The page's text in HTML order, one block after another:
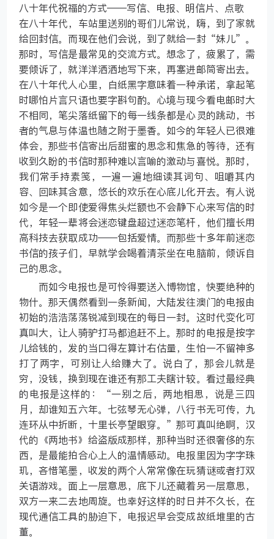
八十年代祝福的方式——写信、电报、明信片、点歌
在八十年代，车站里送别的哥们儿常说，嗨，到了家就
给回封信。而现在他们会说，到了就给一封“妹儿”。
那时，写信是最常见的交流方式。想念了，疲累了，需
要倾诉了，就洋洋洒洒地写下来，再塞进邮筒寄出去。
在八十年代人心里，白纸黑字意味着一种承诺，拿起笔
时哪怕片言只语也要字斟句酌。心境与现今看电邮时大
不相同，笔尖落纸留下的每一线条都是心灵的跳动，书
者的气息与体温也随之附于墨香。如今的年轻人已很难
体会，那些书信寄出后甜蜜的思念和焦急的等待，还有
收到久盼的书信时那种难以言喻的激动与喜悦。那时，
我们常手持素笺，一遍一遍地细读其词句、咀嚼其内
容、回味其含意，悠长的欢乐在心底儿化开去。有人说
如今是一个即使爱得焦头烂额也不会静下心来写信的时
代，年轻一辈将会迷恋键盘超过迷恋笔杆，他们擅长用
高科技去获取成功——包括爱情。而那些十多年前迷恋
书信的孩子们，早就学会喝着清茶坐在电脑前，倾诉自
己的思念。
而如今电报也是可怜得要送入博物馆，快要绝种的
物什。那天偶然看到一条新闻，大陆发往澳门的电报由
初始的浩浩荡荡锐减到现在的每日一封。这时代变化可
真叫大，让人骑驴打马都追赶不上。那时的电报是按字
儿给钱的，发的当口得左算计右估量，生怕一不留神多
打了两字，可别让人给赚大了。说白了，那会儿就是
穷，没钱，换到现在谁还有那工夫瞎计较。看过最经典
的电报是这样的：“一别之后，两地相思，说是三四
月，却谁知五六年。七弦琴无心弹，八行书无可传，九
连环从中折断，十里长亭望眼穿。”那可真叫绝啊，汉
代的《两地书》给盗版成那样，那种当时还很奢侈的东
西，是最能拍合心上人的温情感动。电报里因为字字珠
玑，吝惜笔墨，收发的两个人常常像在玩猜谜或者打双
关语游戏。面上一层意思，底下儿还藏着另一层意思，
双方一来二去地周旋。也幸好这样的时日并不久长，在
现代通信工具的胁迫下，电报迟早会变成故纸堆里的古
董。